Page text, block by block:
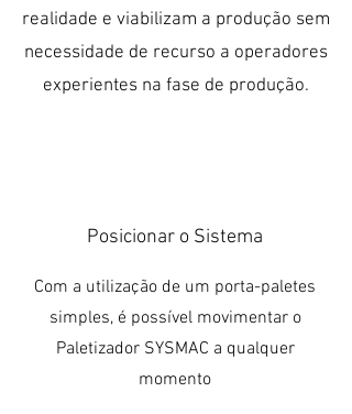
realidade e viabilizam a produção sem
necessidade de recurso a operadores
experientes na fase de produção.
Posicionar o Sistema
Com a utilização de um porta-paletes
simples, é possível movimentar o
Paletizador SYSMAC a qualquer
momento